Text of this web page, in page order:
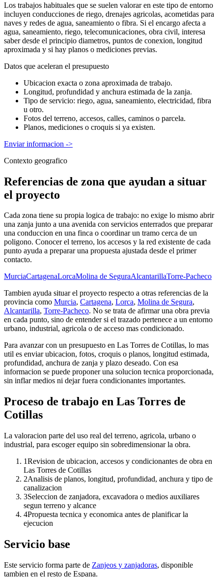
Los trabajos habituales que se suelen valorar en este tipo de entorno
incluyen conducciones de riego, drenajes agricolas, acometidas para
naves y redes de agua, saneamiento o fibra. Si el encargo afecta a
agua, saneamiento, riego, telecomunicaciones, obra civil, interesa
saber desde el principio diametros, puntos de conexion, longitud
aproximada y si hay planos o mediciones previas.
Datos que aceleran el presupuesto
Ubicacion exacta o zona aproximada de trabajo.
Longitud, profundidad y anchura estimada de la zanja.
Tipo de servicio: riego, agua, saneamiento, electricidad, fibra
u otro.
Fotos del terreno, accesos, calles, caminos o parcela.
Planos, mediciones o croquis si ya existen.
Enviar informacion ->
Contexto geografico
Referencias de zona que ayudan a situar
el proyecto
Cada zona tiene su propia logica de trabajo: no exige lo mismo abrir
una zanja junto a una avenida con servicios enterrados que preparar
una conduccion en una finca o coordinar un tramo cerca de un
poligono. Conocer el terreno, los accesos y la red existente de cada
punto ayuda a preparar una propuesta ajustada desde el primer
contacto.
MurciaCartagenaLorcaMolina de SeguraAlcantarillaTorre-Pacheco
Tambien ayuda situar el proyecto respecto a otras referencias de la
provincia como Murcia, Cartagena, Lorca, Molina de Segura,
Alcantarilla, Torre-Pacheco. No se trata de afirmar una obra previa
en cada punto, sino de entender si el trazado pertenece a un entorno
urbano, industrial, agricola o de acceso mas condicionado.
Para avanzar con un presupuesto en Las Torres de Cotillas, lo mas
util es enviar ubicacion, fotos, croquis o planos, longitud estimada,
profundidad, anchura de zanja y plazo deseado. Con esa
informacion se puede proponer una solucion tecnica proporcionada,
sin inflar medios ni dejar fuera condicionantes importantes.
Proceso de trabajo en Las Torres de
Cotillas
La valoracion parte del uso real del terreno, agricola, urbano o
industrial, para escoger equipo sin sobredimensionar la obra.
1Revision de ubicacion, accesos y condicionantes de obra en
Las Torres de Cotillas
2Analisis de planos, longitud, profundidad, anchura y tipo de
canalizacion
3Seleccion de zanjadora, excavadora o medios auxiliares
segun terreno y alcance
4Propuesta tecnica y economica antes de planificar la
ejecucion
Servicio base
Este servicio forma parte de Zanjeos y zanjadoras, disponible
tambien en el resto de Espana.